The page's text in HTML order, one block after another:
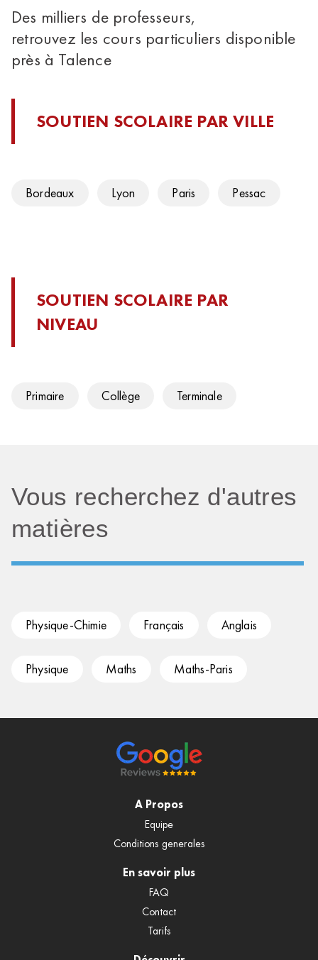
Des milliers de professeurs,
retrouvez les cours particuliers disponible
près à Talence
SOUTIEN SCOLAIRE PAR VILLE
Bordeaux Lyon Paris Pessac
SOUTIEN SCOLAIRE PAR
NIVEAU
Primaire Collège Terminale
Vous recherchez d'autres
matières
Physique-Chimie Français Anglais
Physique Maths Maths-Paris
A Propos
Equipe
Conditions generales
En savoir plus
FAQ
Contact
Tarifs